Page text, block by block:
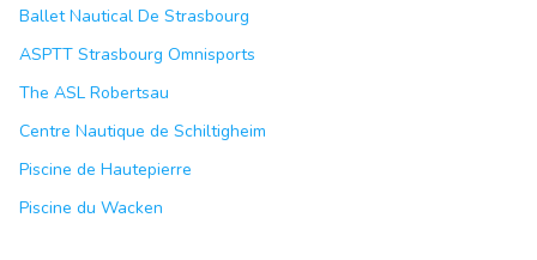
Ballet Nautical De Strasbourg
ASPTT Strasbourg Omnisports
The ASL Robertsau
Centre Nautique de Schiltigheim
Piscine de Hautepierre
Piscine du Wacken